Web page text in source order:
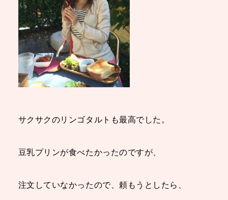
サクサクのリンゴタルトも最高でした。
豆乳プリンが食べたかったのですが、
注文していなかったので、頼もうとしたら、